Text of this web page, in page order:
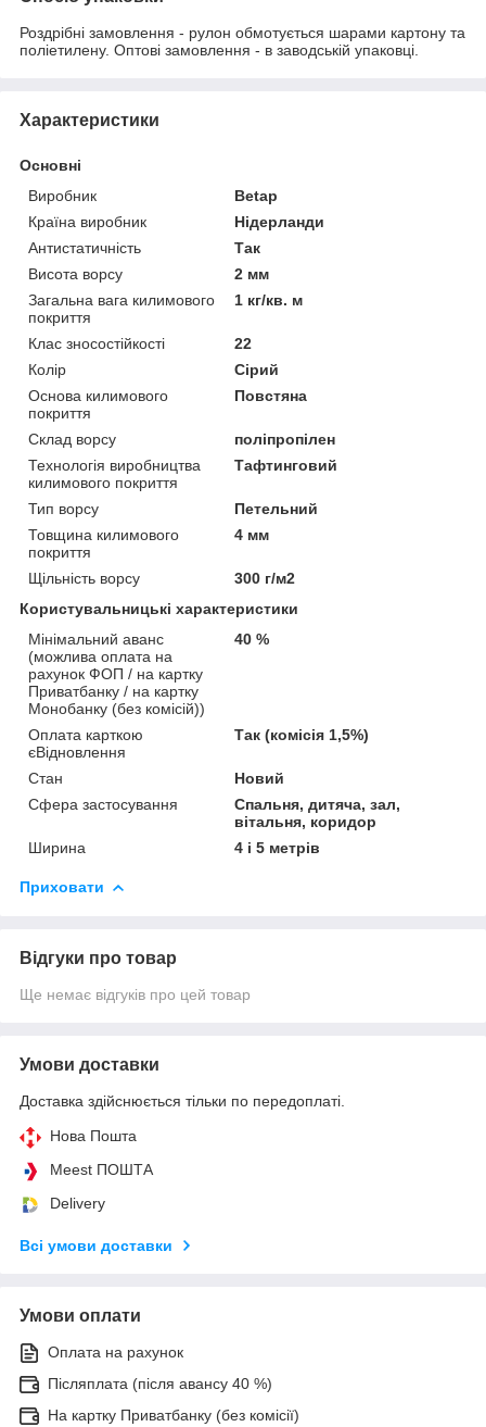
Роздрібні замовлення - рулон обмотується шарами картону та
поліетилену. Оптові замовлення - в заводській упаковці.
Характеристики
Основні
Виробник
Betap
Країна виробник
Нідерланди
Антистатичність
Так
Висота ворсу
2 мм
Загальна вага килимового
покриття
1 кг/кв. м
Клас зносостійкості
22
Колір
Сірий
Основа килимового
покриття
Повстяна
Склад ворсу
поліпропілен
Технологія виробництва
килимового покриття
Тафтинговий
Тип ворсу
Петельний
Товщина килимового
покриття
4 мм
Щільність ворсу
300 г/м2
Користувальницькі характеристики
Мінімальний аванс
(можлива оплата на
рахунок ФОП / на картку
Приватбанку / на картку
Монобанку (без комісій))
40 %
Оплата карткою
єВідновлення
Так (комісія 1,5%)
Стан
Новий
Сфера застосування
Спальня, дитяча, зал,
вітальня, коридор
Ширина
4 і 5 метрів
Приховати
Відгуки про товар
Ще немає відгуків про цей товар
Умови доставки
Доставка здійснюється тільки по передоплаті.
Нова Пошта
Meest ПОШТА
Delivery
Всі умови доставки
Умови оплати
Оплата на рахунок
Післяплата (після авансу 40 %)
На картку Приватбанку (без комісії)